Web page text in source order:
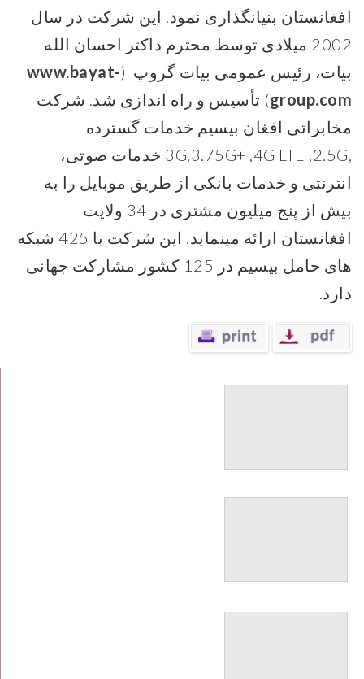
افغانستان بنیانگذاری نمود. این شرکت در سال
2002 میلادی توسط محترم داکتر احسان الله
بیات، رئیس عمومی بیات گروپ (www.bayat-
group.com) تأسیس و راه اندازی شد. شرکت
مخابراتی افغان بیسیم خدمات گسترده
,3G,3.75G+ ,4G LTE ,2.5G خدمات صوتی،
انترنتی و خدمات بانکی از طریق موبایل را به
بیش از پنج میلیون مشتری در 34 ولایت
افغانستان ارائه مینماید. این شرکت با 425 شبکه
های حامل بیسیم در 125 کشور مشارکت جهانی
دارد.